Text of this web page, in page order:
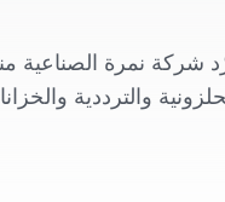
نمرة الصناعية
والترددية